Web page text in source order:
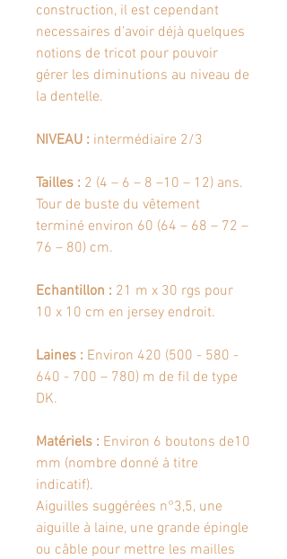
construction, il est cependant
necessaires d’avoir déjà quelques
notions de tricot pour pouvoir
gérer les diminutions au niveau de
la dentelle.
NIVEAU : intermédiaire 2/3
Tailles : 2 (4 – 6 – 8 –10 – 12) ans.
Tour de buste du vêtement
terminé environ 60 (64 – 68 – 72 –
76 – 80) cm.
Echantillon : 21 m x 30 rgs pour
10 x 10 cm en jersey endroit.
Laines : Environ 420 (500 - 580 -
640 - 700 – 780) m de fil de type
DK.
Matériels : Environ 6 boutons de10
mm (nombre donné à titre
indicatif).
Aiguilles suggérées n°3,5, une
aiguille à laine, une grande épingle
ou câble pour mettre les mailles